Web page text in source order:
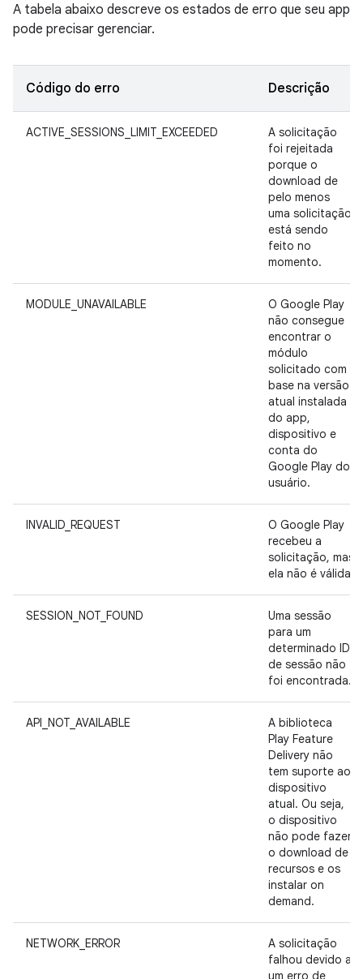
A tabela abaixo descreve os estados de erro que seu app
pode precisar gerenciar.
Código do erro Descrição
ACTIVE_SESSIONS_LIMIT_EXCEEDED
A solicitação
foi rejeitada
porque o
download de
pelo menos
uma solicitação
está sendo
feito no
momento.
MODULE_UNAVAILABLE
O Google Play
não consegue
encontrar o
módulo
solicitado com
base na versão
atual instalada
do app,
dispositivo e
conta do
Google Play do
usuário.
INVALID_REQUEST
O Google Play
recebeu a
solicitação, mas
ela não é válida.
SESSION_NOT_FOUND
Uma sessão
para um
determinado ID
de sessão não
foi encontrada.
API_NOT_AVAILABLE
A biblioteca
Play Feature
Delivery não
tem suporte ao
dispositivo
atual. Ou seja,
o dispositivo
não pode fazer
o download de
recursos e os
instalar on
demand.
NETWORK_ERROR
A solicitação
falhou devido a
um erro de